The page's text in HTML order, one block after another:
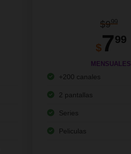
$999
$799
MENSUALES
+200 canales
2 pantallas
Series
Peliculas